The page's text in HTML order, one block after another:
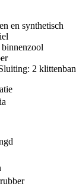
en synthetisch
2